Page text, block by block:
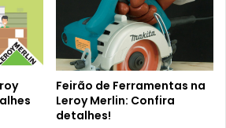
Feirão de Ferramentas na
Leroy Merlin: Confira
detalhes!